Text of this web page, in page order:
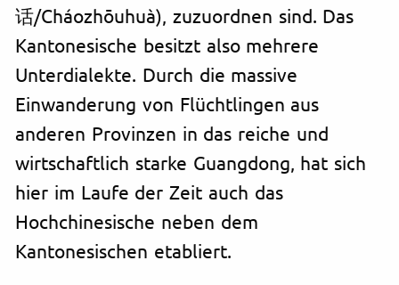
话/Cháozhōuhuà), zuzuordnen sind. Das
Kantonesische besitzt also mehrere
Unterdialekte. Durch die massive
Einwanderung von Flüchtlingen aus
anderen Provinzen in das reiche und
wirtschaftlich starke Guangdong, hat sich
hier im Laufe der Zeit auch das
Hochchinesische neben dem
Kantonesischen etabliert.